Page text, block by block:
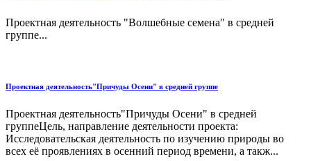
Проектная деятельность "Волшебные семена" в средней
группе...
Проектная деятельность"Причуды Осени" в средней группе
Проектная деятельность"Причуды Осени" в средней
группеЦель, направление деятельности проекта:
Исследовательская деятельность по изучению природы во
всех её проявлениях в осенний период времени, а такж...